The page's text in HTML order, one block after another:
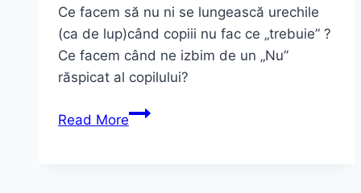
Ce facem să nu ni se lungească urechile
(ca de lup)când copiii nu fac ce „trebuie” ?
Ce facem când ne izbim de un „Nu”
răspicat al copilului?
Read MoreCopilul